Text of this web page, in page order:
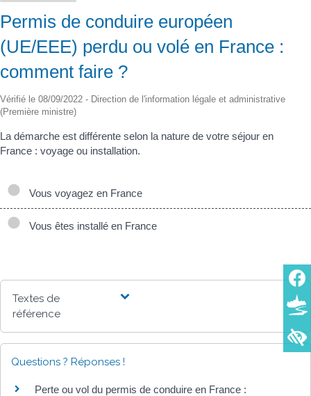
Permis de conduire européen
(UE/EEE) perdu ou volé en France :
comment faire ?
Vérifié le 08/09/2022 - Direction de l'information légale et administrative
(Première ministre)
La démarche est différente selon la nature de votre séjour en
France : voyage ou installation.
Vous voyagez en France
Vous êtes installé en France
Textes de
référence
Questions ? Réponses !
Perte ou vol du permis de conduire en France :